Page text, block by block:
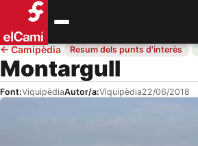
←Camipèdia· Resum dels punts d'interès ·
Montargull
Font:ViquipèdiaAutor/a:Viquipèdia22/06/2018